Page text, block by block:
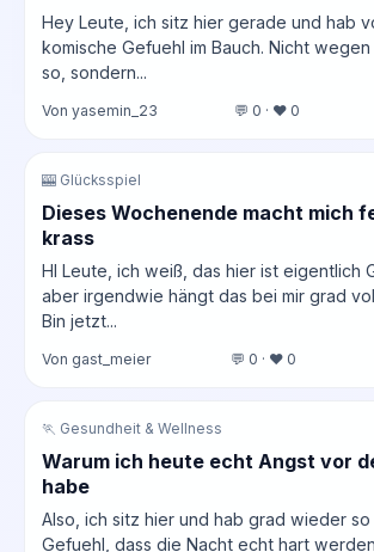
Hey Leute, ich sitz hier gerade und hab
komische Gefuehl im Bauch. Nicht
so, sondern...
Von yasemin_23 💬 0 · ❤️ 0
🎰 Glücksspiel
Dieses Wochenende macht mich
krass
HI Leute, ich weiß, das hier ist eigentlich
aber irgendwie hängt das bei mir grad
Bin jetzt...
Von gast_meier 💬 0 · ❤️ 0
🏃 Gesundheit & Wellness
Warum ich heute echt Angst vor
habe
Also, ich sitz hier und hab grad wieder so
Gefuehl, dass die Nacht echt hart